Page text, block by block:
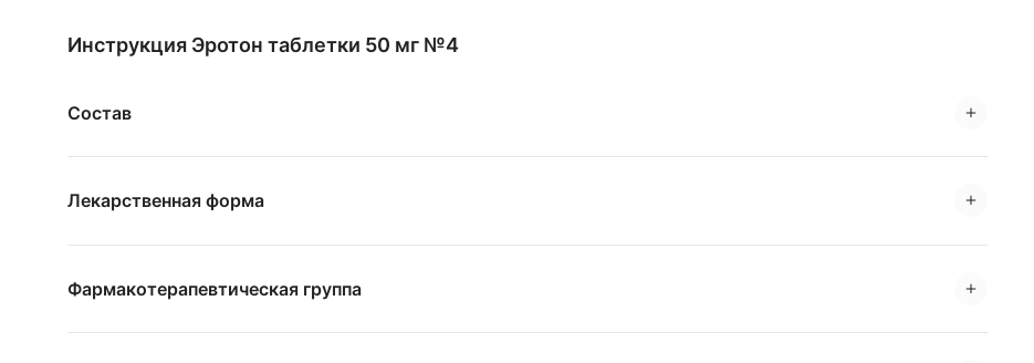
Инструкция Эротон таблетки 50 мг №4
Состав
Лекарственная форма
Фармакотерапевтическая группа